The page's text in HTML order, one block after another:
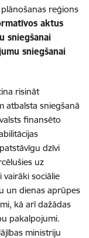
reģions
aktus
sniegšanai
sniegšanai
risināt
atbalsta sniegšanā
finansēto
dzīvi
uz
vairāki sociālie
un dienas aprūpes
kā arī dažādas
pakalpojumi.
ministriju